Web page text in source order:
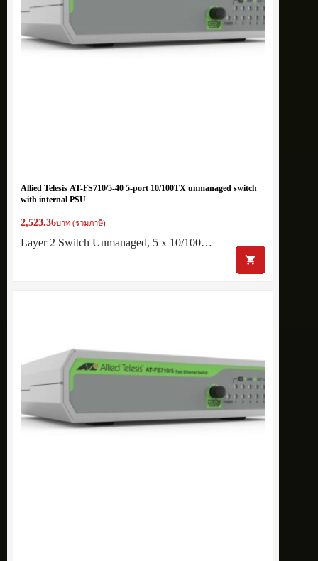
Allied Telesis AT-FS710/5-40 5-port 10/100TX unmanaged switch
with internal PSU
2,523.36บาท (รวมภาษี)
Layer 2 Switch Unmanaged, 5 x 10/100…